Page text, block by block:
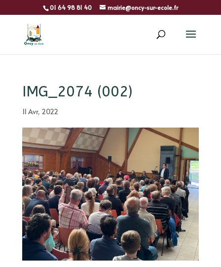
01 64 98 81 40 mairie@oncy-sur-ecole.fr
IMG_2074 (002)
11 Avr, 2022